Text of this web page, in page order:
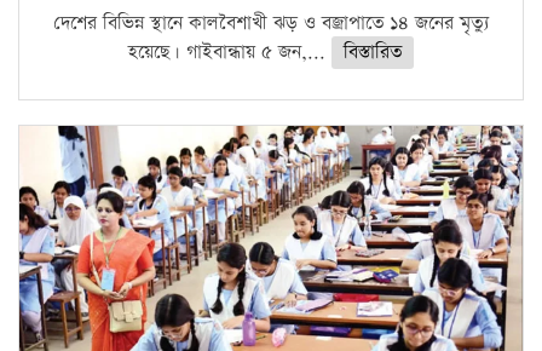
দেশের বিভিন্ন স্থানে কালবৈশাখী ঝড় ও বজ্রাপাতে ১৪ জনের মৃত্যু
হয়েছে। গাইবান্ধায় ৫ জন,...
বিস্তারিত